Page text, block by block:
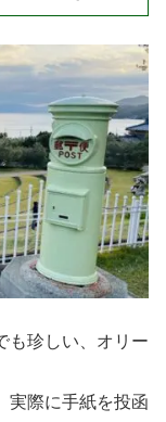
も珍しい、オリー
実際に手紙を投函